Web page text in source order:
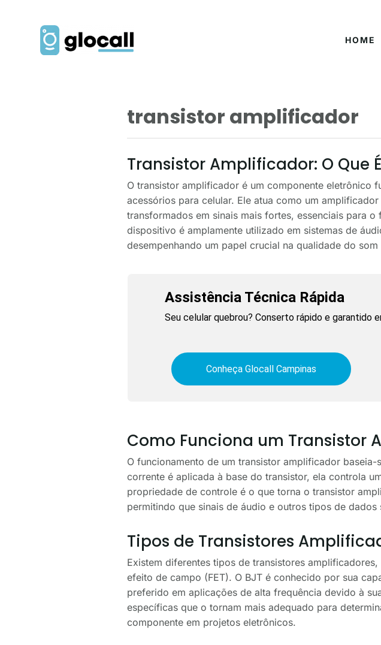
HOME
transistor amplificador
Transistor Amplificador: O Que
O transistor amplificador é um componente eletrônico
acessórios para celular. Ele atua como um
transformados em sinais mais fortes, essenciais para
dispositivo é amplamente utilizado em sistemas de
desempenhando um papel crucial na qualidade do
Assistência Técnica Rápida
Seu celular quebrou? Conserto rápido e garantido
Conheça Glocall Campinas
Como Funciona um Transistor
O funcionamento de um transistor amplificador
corrente é aplicada à base do transistor, ela controla
propriedade de controle é o que torna o transistor
permitindo que sinais de áudio e outros tipos de
Tipos de Transistores
Existem diferentes tipos de transistores
efeito de campo (FET). O BJT é conhecido por sua
preferido em aplicações de alta frequência devido à
específicas que o tornam mais adequado para
componente em projetos eletrônicos.